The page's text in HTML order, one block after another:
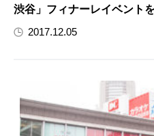
渋谷」フィナーレイベント
2017.12.05